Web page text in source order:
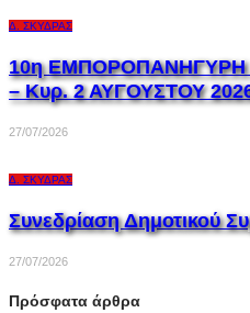
Δ. ΣΚΎΔΡΑΣ
10η ΕΜΠΟΡΟΠΑΝΗΓΥΡΗ
– Κυρ. 2 ΑΥΓΟΥΣΤΟΥ
27/07/2026
Δ. ΣΚΎΔΡΑΣ
Συνεδρίαση Δημοτικού
27/07/2026
Πρόσφατα άρθρα